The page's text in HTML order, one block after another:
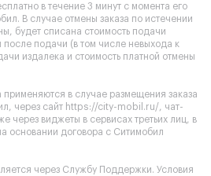
в течение 3 минут с момента его
В случае отмены заказа по истечении
будет списана стоимость подачи
после подачи (в том числе невыхода к
издалека и стоимость платной отмены
применяются в случае размещения заказа
через сайт https://city-mobil.ru/ , чат-
через виджеты в сервисах третьих лиц, в
основании договора с Ситимобил
через Службу Поддержки. Условия